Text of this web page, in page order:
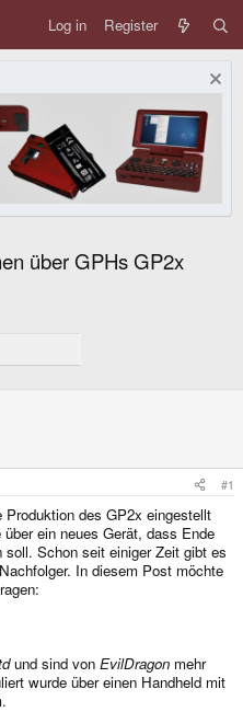
Log in Register
über GPHs GP2x
#1
des GP2x eingestellt
ein neues Gerät, dass Ende
Schon seit einiger Zeit gibt es
In diesem Post möchte
und sind von EvilDragon mehr
wurde über einen Handheld mit